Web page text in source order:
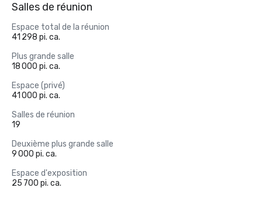
Salles de réunion
Espace total de la réunion
41 298 pi. ca.
Plus grande salle
18 000 pi. ca.
Espace (privé)
41 000 pi. ca.
Salles de réunion
19
Deuxième plus grande salle
9 000 pi. ca.
Espace d'exposition
25 700 pi. ca.